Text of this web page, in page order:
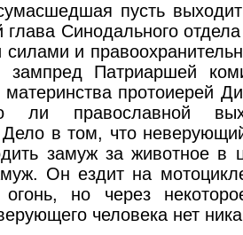
пусть
Синодального
и
Патриаршей
протоиерей
ли православной
в том, что
замуж за животное
Он ездит на
огонь, но через
человека нет